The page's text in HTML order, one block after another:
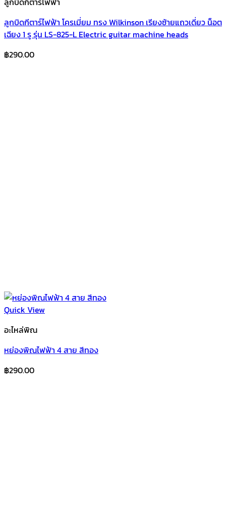
ลูกบิดกีตาร์ไฟฟ้า โครเมี่ยม ทรง Wilkinson เรียงซ้ายแถวเดี่ยว น็อต
เฉียง 1 รู รุ่น LS-825-L Electric guitar machine heads
฿290.00
Quick View
อะไหล่พิณ
หย่องพิณไฟฟ้า 4 สาย สีทอง
฿290.00